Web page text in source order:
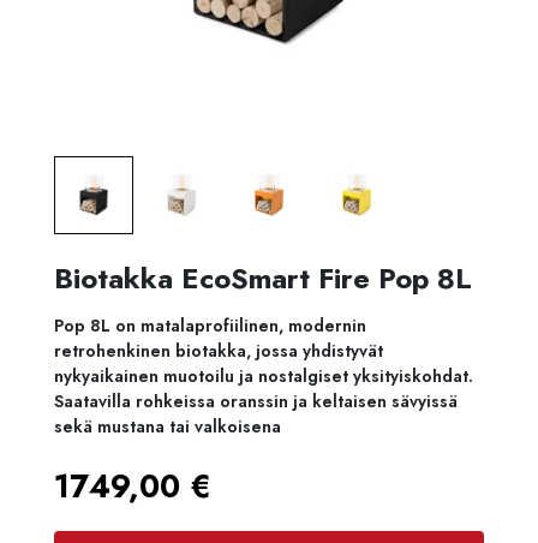
Biotakka EcoSmart Fire Pop 8L
Pop 8L on matalaprofiilinen, modernin
retrohenkinen biotakka, jossa yhdistyvät
nykyaikainen muotoilu ja nostalgiset yksityiskohdat.
Saatavilla rohkeissa oranssin ja keltaisen sävyissä
sekä mustana tai valkoisena
1749,00 €